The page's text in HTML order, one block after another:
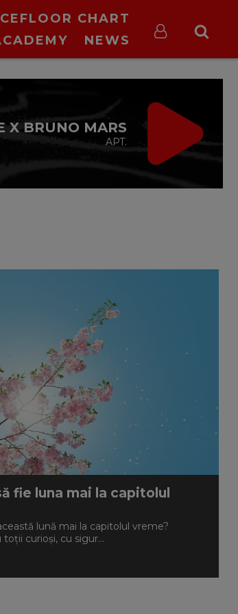
CHART
NEWS
X BRUNO MARS
APT.
fie luna mai la capitolul
lună mai la capitolul vreme?
curioși, cu sigur...